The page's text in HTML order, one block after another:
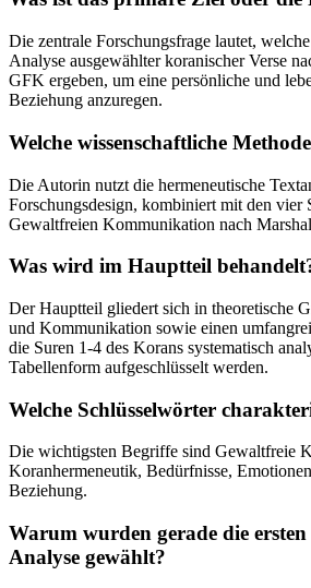
Die zentrale Forschungsfrage lautet,
Analyse ausgewählter koranischer Verse
GFK ergeben, um eine persönliche und
Beziehung anzuregen.
Welche wissenschaftliche
Die Autorin nutzt die hermeneutische
Forschungsdesign, kombiniert mit den vier
Gewaltfreien Kommunikation nach
Was wird im Hauptteil
Der Hauptteil gliedert sich in theoretische
und Kommunikation sowie einen
die Suren 1-4 des Korans systematisch
Tabellenform aufgeschlüsselt werden.
Welche Schlüsselwörter
Die wichtigsten Begriffe sind Gewaltfreie
Koranhermeneutik, Bedürfnisse,
Beziehung.
Warum wurden gerade die
Analyse gewählt?